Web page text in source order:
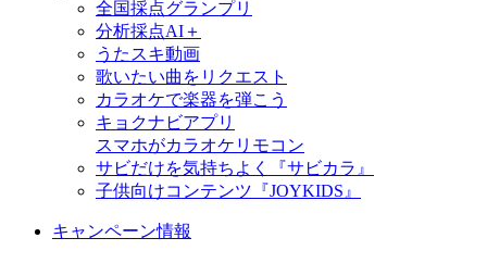
全国採点グランプリ
分析採点AI＋
うたスキ動画
歌いたい曲をリクエスト
カラオケで楽器を弾こう
キョクナビアプリ
スマホがカラオケリモコン
サビだけを気持ちよく『サビカラ』
子供向けコンテンツ『JOYKIDS』
キャンペーン情報